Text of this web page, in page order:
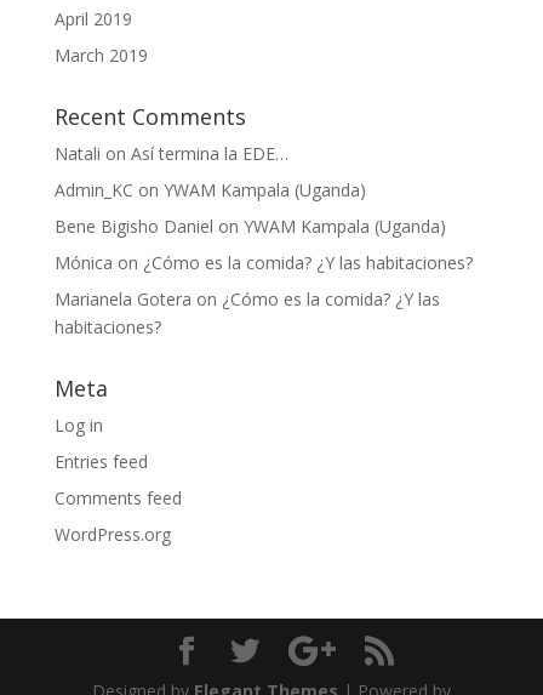
April 2019
March 2019
Recent Comments
Natali on Así termina la EDE…
Admin_KC on YWAM Kampala (Uganda)
Bene Bigisho Daniel on YWAM Kampala (Uganda)
Mónica on ¿Cómo es la comida? ¿Y las habitaciones?
Marianela Gotera on ¿Cómo es la comida? ¿Y las
habitaciones?
Meta
Log in
Entries feed
Comments feed
WordPress.org